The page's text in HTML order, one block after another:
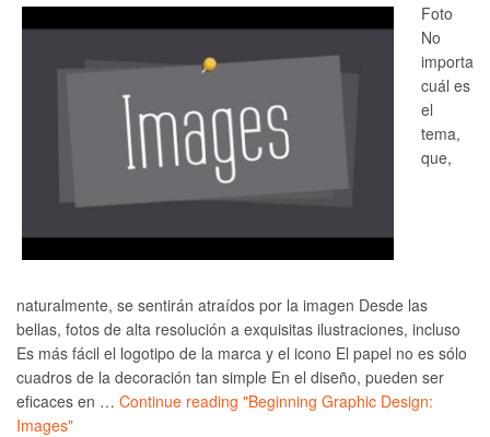
Foto
No
importa
cuál es
el
tema,
que,
naturalmente, se sentirán atraídos por la imagen Desde las
bellas, fotos de alta resolución a exquisitas ilustraciones, incluso
Es más fácil el logotipo de la marca y el icono El papel no es sólo
cuadros de la decoración tan simple En el diseño, pueden ser
eficaces en … Continue reading "Beginning Graphic Design:
Images"